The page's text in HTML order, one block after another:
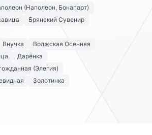
(Наполеон, Бонапарт)
Брянский Сувенир
Внучка
Волжская Осенняя
Дарёнка
(Элегия)
Золотинка